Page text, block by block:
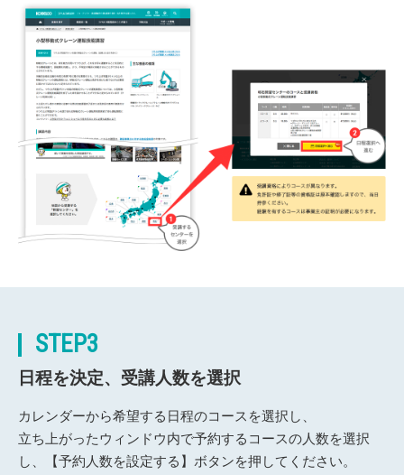
STEP3
日程を決定、受講人数を選択
カレンダーから希望する日程のコースを選択し、
立ち上がったウィンドウ内で予約するコースの人数を選択
し、【予約人数を設定する】ボタンを押してください。